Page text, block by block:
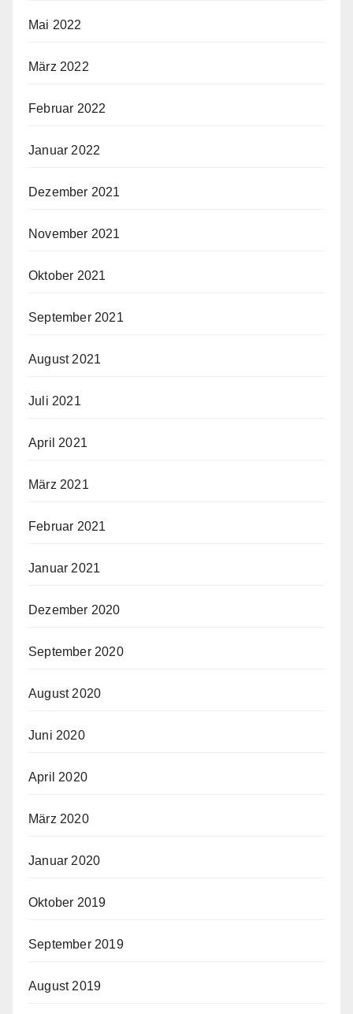
Mai 2022
März 2022
Februar 2022
Januar 2022
Dezember 2021
November 2021
Oktober 2021
September 2021
August 2021
Juli 2021
April 2021
März 2021
Februar 2021
Januar 2021
Dezember 2020
September 2020
August 2020
Juni 2020
April 2020
März 2020
Januar 2020
Oktober 2019
September 2019
August 2019